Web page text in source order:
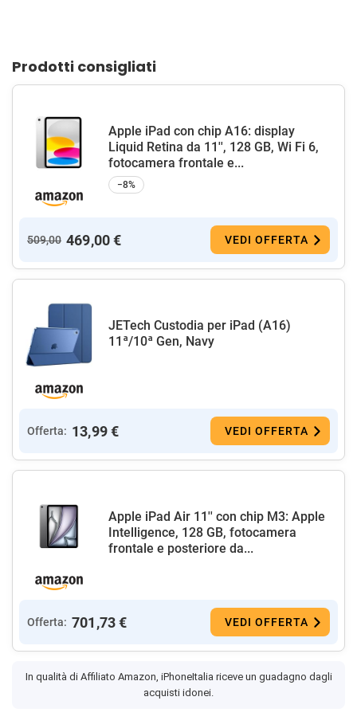
Prodotti consigliati
Apple iPad con chip A16: display
Liquid Retina da 11'', 128 GB, Wi Fi 6,
fotocamera frontale e...
−8%
509,00 469,00 € VEDI OFFERTA
JETech Custodia per iPad (A16)
11ª/10ª Gen, Navy
Offerta: 13,99 € VEDI OFFERTA
Apple iPad Air 11'' con chip M3: Apple
Intelligence, 128 GB, fotocamera
frontale e posteriore da...
Offerta: 701,73 € VEDI OFFERTA
In qualità di Affiliato Amazon, iPhoneItalia riceve un guadagno dagli
acquisti idonei.